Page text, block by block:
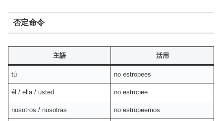
否定命令
主語 活用
tú no estropees
él / ella / usted no estropee
nosotros / nosotras no estropeemos